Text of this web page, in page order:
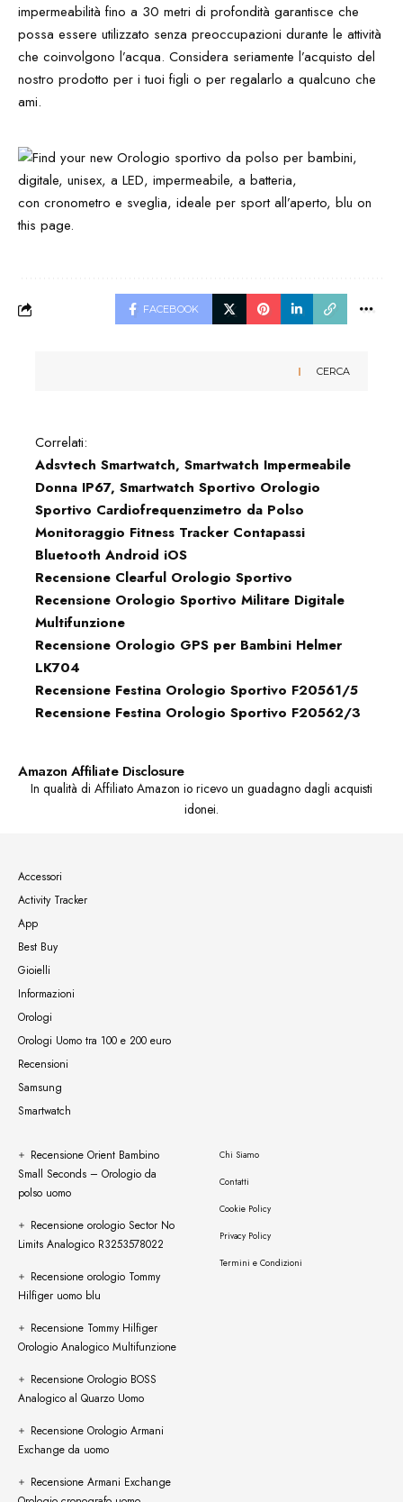
impermeabilità fino a 30 metri di profondità garantisce che
possa essere utilizzato senza preoccupazioni durante le attività
che coinvolgono l’acqua. Considera seriamente l’acquisto del
nostro prodotto per i tuoi figli o per regalarlo a qualcuno che
ami.
FACEBOOK
CERCA
Correlati:
Adsvtech Smartwatch, Smartwatch Impermeabile
Donna IP67, Smartwatch Sportivo Orologio
Sportivo Cardiofrequenzimetro da Polso
Monitoraggio Fitness Tracker Contapassi
Bluetooth Android iOS
Recensione Clearful Orologio Sportivo
Recensione Orologio Sportivo Militare Digitale
Multifunzione
Recensione Orologio GPS per Bambini Helmer
LK704
Recensione Festina Orologio Sportivo F20561/5
Recensione Festina Orologio Sportivo F20562/3
Amazon Affiliate Disclosure
In qualità di Affiliato Amazon io ricevo un guadagno dagli acquisti
idonei.
Accessori
Activity Tracker
App
Best Buy
Gioielli
Informazioni
Orologi
Orologi Uomo tra 100 e 200 euro
Recensioni
Samsung
Smartwatch
Recensione Orient Bambino
Small Seconds – Orologio da
polso uomo
Recensione orologio Sector No
Limits Analogico R3253578022
Recensione orologio Tommy
Hilfiger uomo blu
Recensione Tommy Hilfiger
Orologio Analogico Multifunzione
Recensione Orologio BOSS
Analogico al Quarzo Uomo
Recensione Orologio Armani
Exchange da uomo
Recensione Armani Exchange
Chi Siamo
Contatti
Cookie Policy
Privacy Policy
Termini e Condizioni